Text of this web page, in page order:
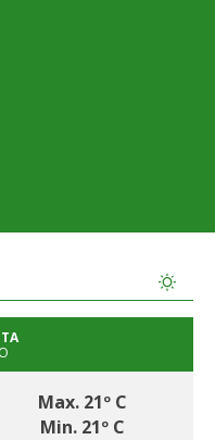
Max. 21º C
Min. 21º C